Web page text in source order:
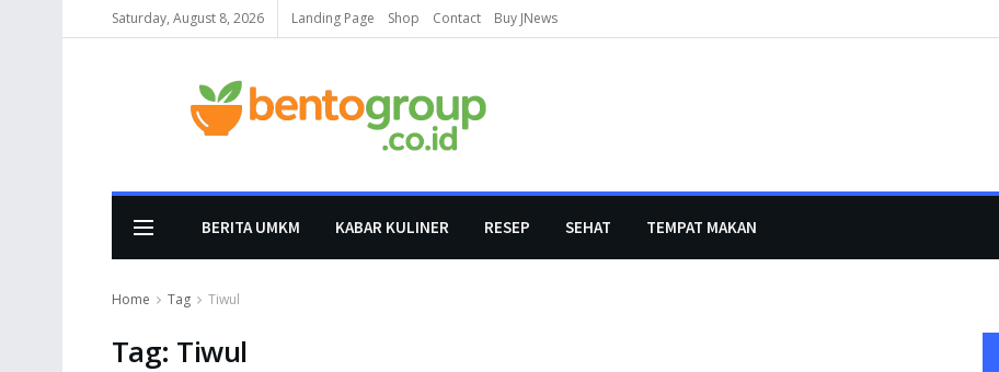
Saturday, August 8, 2026 Landing Page Shop Contact Buy JNews
BERITA UMKM KABAR KULINER RESEP SEHAT TEMPAT MAKAN
Home Tag Tiwul
Tag: Tiwul